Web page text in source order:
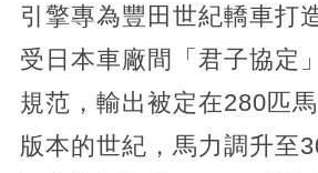
引擎專為豐田世紀轎車打
受日本車廠間「君子協定
規范，輸出被定在280匹
版本的世紀，馬力調升至